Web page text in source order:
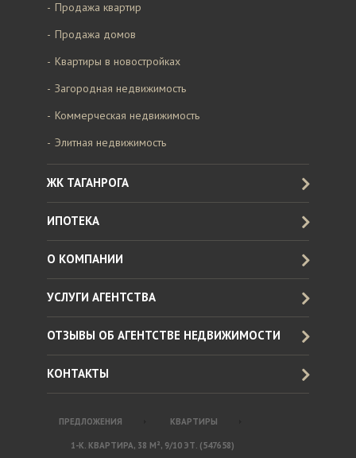
Продажа квартир
Продажа домов
Квартиры в новостройках
Загородная недвижимость
Коммерческая недвижимость
Элитная недвижимость
ЖК ТАГАНРОГА
ИПОТЕКА
О КОМПАНИИ
УСЛУГИ АГЕНТСТВА
ОТЗЫВЫ ОБ АГЕНТСТВЕ НЕДВИЖИМОСТИ
КОНТАКТЫ
ПРЕДЛОЖЕНИЯ КВАРТИРЫ
1-К. КВАРТИРА, 38 М², 9/10 ЭТ. (547658)